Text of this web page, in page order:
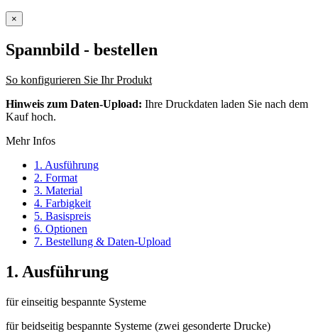
×
Spannbild - bestellen
So konfigurieren Sie Ihr Produkt
Hinweis zum Daten-Upload: Ihre Druckdaten laden Sie nach dem
Kauf hoch.
Mehr Infos
1. Ausführung
2. Format
3. Material
4. Farbigkeit
5. Basispreis
6. Optionen
7. Bestellung & Daten-Upload
1. Ausführung
für einseitig bespannte Systeme
für beidseitig bespannte Systeme (zwei gesonderte Drucke)